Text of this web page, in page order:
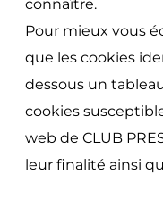
connaître.
Pour mieux vous
que les cookies
dessous un
cookies
web de CLUB
leur finalité ainsi